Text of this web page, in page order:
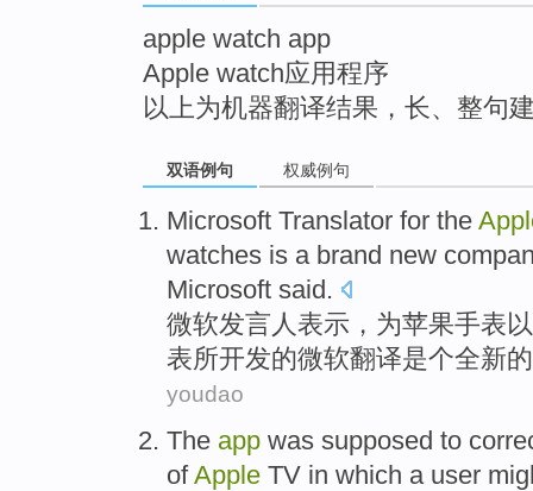
apple watch app
Apple watch应用程序
以上为机器翻译结果，长、整句
双语例句 权威例句
Microsoft Translator for the
watches is a brand new
Microsoft said.
微软发言人表示 ， 为苹果手表
表所开发的微软翻译是个全新
youdao
The app was supposed to
ofApple TV in which a user